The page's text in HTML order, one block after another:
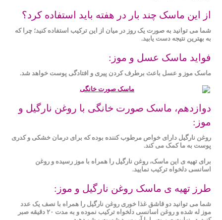
از این ماسک چند بار در هفته باید استفاده کرد؟
شما می توانید به صورت یک روز در میان از این ترکیب استفاده کنید؛ چرا که
به بهترین نتیجه دست یابید.
فواید ماسک عسل و موز:
ماسک موز و عسل باعث برطرف کردن پیری و افتادگی پوست خواهد شد.
دوازدهم، ماسک صورت خانگی با روغن نارگیل و
موز:
روغن نارگیل دارای خواص مرطوب ‌کننده بوده که برای درمان خشکی و کدری
پوست به ما کمک می کند.
برای تهیه ی این ماسک، روغن نارگیل را همراه با موز رسیده و روغن
اسانسی دلخواه ترکیب نمایید.
طرز تهیه ی ماسک روغن نارگیل و موز:
شما می توانید دو قاشق غذا خوری روغن نارگیل را همراه با نصف یک عدد
موز له شده و روغن اسانسی دلخواه ترکیب نموده و به مدت ۲۰ دقیقه صبر